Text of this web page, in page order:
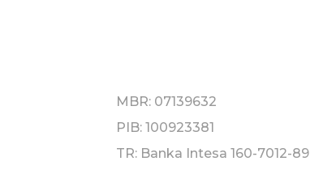
MBR: 07139632
PIB: 100923381
TR: Banka Intesa 160-7012-89